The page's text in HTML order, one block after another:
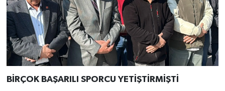
BİRÇOK BAŞARILI SPORCU YETİŞTİRMİŞTİ